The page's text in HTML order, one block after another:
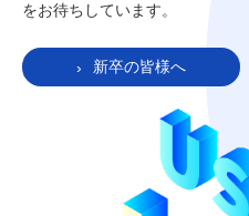
をお待ちしています。
› 新卒の皆様へ